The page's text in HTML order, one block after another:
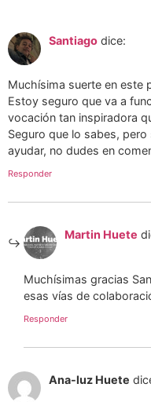
Santiago dice:
Muchísima suerte en este
Estoy seguro que va a
vocación tan inspiradora
Seguro que lo sabes,
ayudar, no dudes en
Responder
Martin Huete
Muchísimas gracias
esas vías de
Responder
Ana-luz Huete